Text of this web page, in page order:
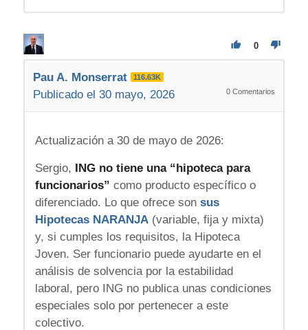
0
Pau A. Monserrat 116.63K
Publicado el 30 mayo, 2026 0 Comentarios
Actualización a 30 de mayo de 2026:
Sergio, ING no tiene una “hipoteca para
funcionarios” como producto específico o
diferenciado. Lo que ofrece son sus
Hipotecas NARANJA(variable, fija y mixta)
y, si cumples los requisitos, la Hipoteca
Joven. Ser funcionario puede ayudarte en el
análisis de solvencia por la estabilidad
laboral, pero ING no publica unas condiciones
especiales solo por pertenecer a este
colectivo.